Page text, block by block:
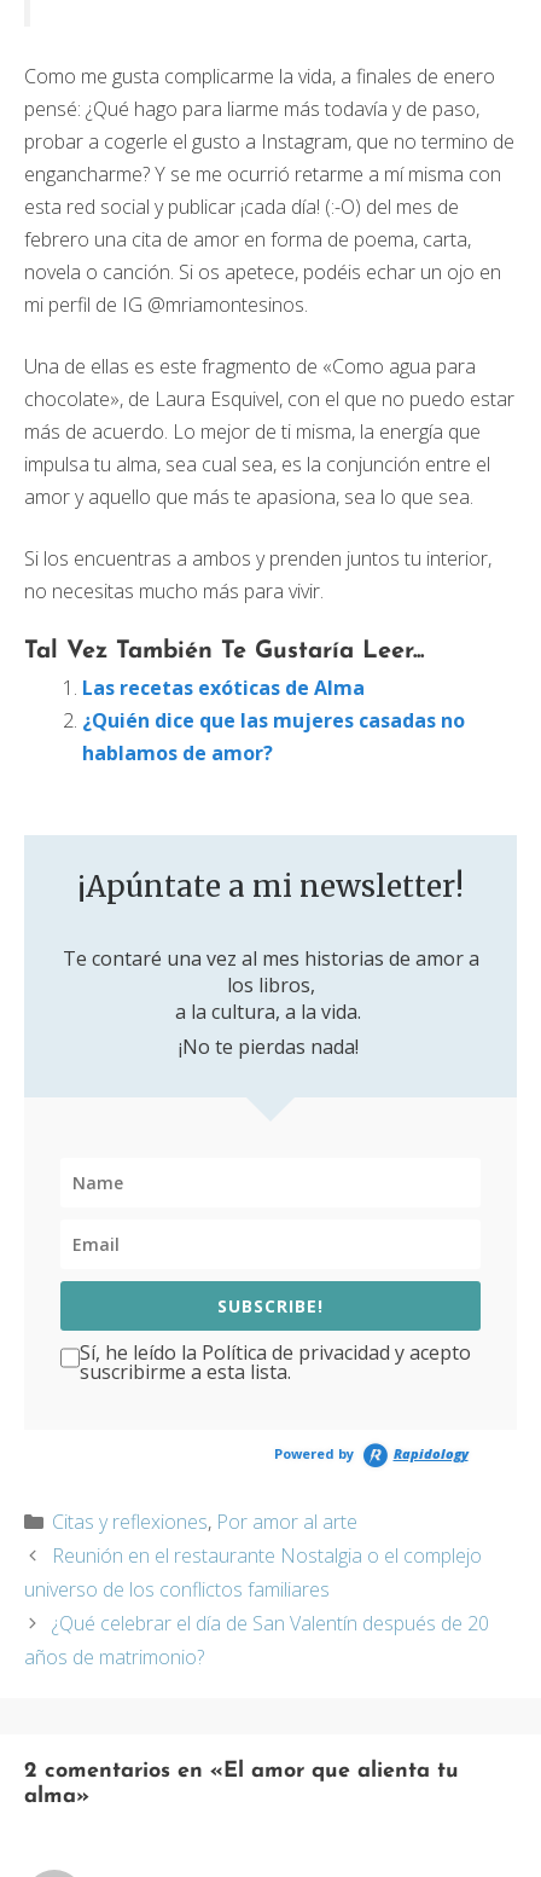
Como me gusta complicarme la vida, a finales de enero
pensé: ¿Qué hago para liarme más todavía y de paso,
probar a cogerle el gusto a Instagram, que no termino de
engancharme? Y se me ocurrió retarme a mí misma con
esta red social y publicar ¡cada día! (:-O) del mes de
febrero una cita de amor en forma de poema, carta,
novela o canción. Si os apetece, podéis echar un ojo en
mi perfil de IG @mriamontesinos.
Una de ellas es este fragmento de «Como agua para
chocolate», de Laura Esquivel, con el que no puedo estar
más de acuerdo. Lo mejor de ti misma, la energía que
impulsa tu alma, sea cual sea, es la conjunción entre el
amor y aquello que más te apasiona, sea lo que sea.
Si los encuentras a ambos y prenden juntos tu interior,
no necesitas mucho más para vivir.
Tal Vez También Te Gustaría Leer...
Las recetas exóticas de Alma
¿Quién dice que las mujeres casadas no
hablamos de amor?
¡Apúntate a mi newsletter!
Te contaré una vez al mes historias de amor a
los libros,
a la cultura, a la vida.
¡No te pierdas nada!
SUBSCRIBE!
Sí, he leído la Política de privacidad y acepto
suscribirme a esta lista.
Powered by Rapidology
Categorías
Citas y reflexiones, Por amor al arte
Reunión en el restaurante Nostalgia o el complejo
universo de los conflictos familiares
¿Qué celebrar el día de San Valentín después de 20
años de matrimonio?
2 comentarios en «El amor que alienta tu
alma»